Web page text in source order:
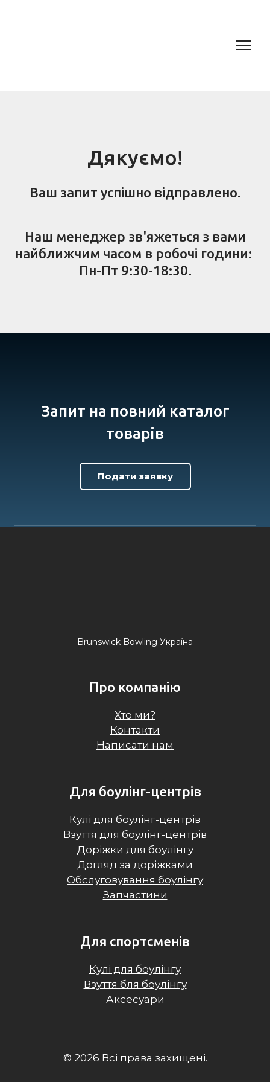
Дякуємо!
Ваш запит успішно відправлено.
Наш менеджер зв'яжеться з вами
найближчим часом в робочі години:
Пн-Пт 9:30-18:30.
Запит на повний каталог
товарів
Подати заявку
Brunswick Bowling Україна
Про компанію
Хто ми?
Контакти
Написати нам
Для боулінг-центрів
Кулі для боулінг-центрів
Взуття для боулінг-центрів
Доріжки для боулінгу
Догляд за доріжками
Обслуговування боулінгу
Запчастини
Для спортсменів
Кулі для боулінгу
Взуття бля боулінгу
Аксесуари
© 2026 Всі права захищені.